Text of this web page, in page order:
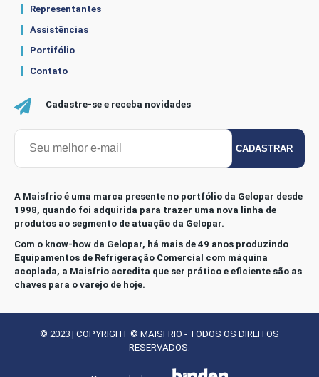
Representantes
Assistências
Portifólio
Contato
Cadastre-se e receba novidades
CADASTRAR
A Maisfrio é uma marca presente no portfólio da Gelopar desde
1998, quando foi adquirida para trazer uma nova linha de
produtos ao segmento de atuação da Gelopar.
Com o know-how da Gelopar, há mais de 49 anos produzindo
Equipamentos de Refrigeração Comercial com máquina
acoplada, a Maisfrio acredita que ser prático e eficiente são as
chaves para o varejo de hoje.
© 2023 | COPYRIGHT © MAISFRIO - TODOS OS DIREITOS
RESERVADOS.